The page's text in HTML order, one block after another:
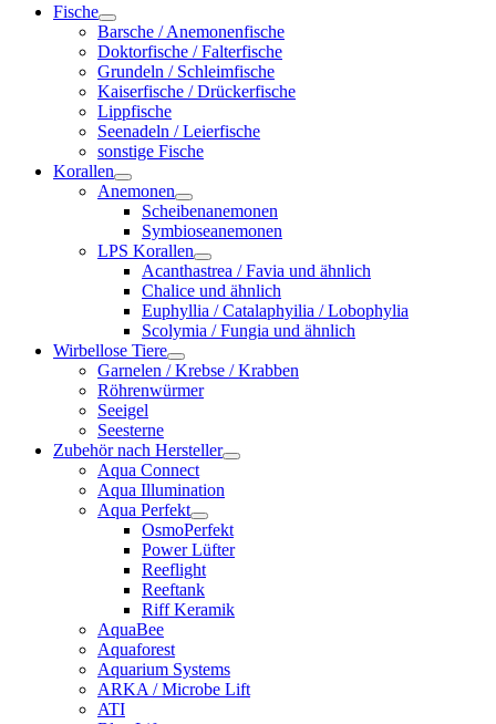
Fische
Barsche / Anemonenfische
Doktorfische / Falterfische
Grundeln / Schleimfische
Kaiserfische / Drückerfische
Lippfische
Seenadeln / Leierfische
sonstige Fische
Korallen
Anemonen
Scheibenanemonen
Symbioseanemonen
LPS Korallen
Acanthastrea / Favia und ähnlich
Chalice und ähnlich
Euphyllia / Catalaphyilia / Lobophylia
Scolymia / Fungia und ähnlich
Wirbellose Tiere
Garnelen / Krebse / Krabben
Röhrenwürmer
Seeigel
Seesterne
Zubehör nach Hersteller
Aqua Connect
Aqua Illumination
Aqua Perfekt
OsmoPerfekt
Power Lüfter
Reeflight
Reeftank
Riff Keramik
AquaBee
Aquaforest
Aquarium Systems
ARKA / Microbe Lift
ATI